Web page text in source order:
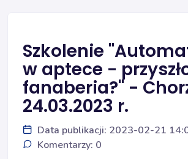
Szkolenie
w aptece -
fanaberia?" -
24.03.2023 r.
Data publikacji: 2023-02-21
Komentarzy: 0